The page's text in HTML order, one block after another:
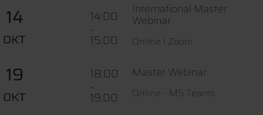
14
OKT
14:00
-
15:00
International Master
Webinar
Online l Zoom
19
OKT
18:00
-
19:00
Master Webinar
Online - MS Teams